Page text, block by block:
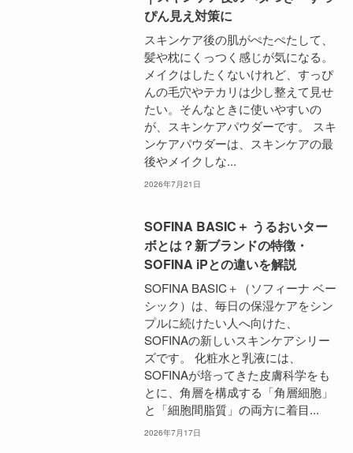
ぴん見え対策に
スキンケア後の肌がぺたぺたして、
髪や枕にくっつく感じが気になる。
メイクはしたくないけれど、すっぴ
んの毛穴やテカリは少し整えて見せ
たい。そんなときに使いやすいの
が、スキンケアパウダーです。 スキ
ンケアパウダーは、スキンケアの最
後やメイクしな...
2026年7月21日
SOFINA BASIC＋ うるおいター
ボとは？新ブランドの特徴・
SOFINA iPとの違いを解説
SOFINA BASIC＋（ソフィーナ ベー
シック）は、毎日の保湿ケアをシン
プルに続けたい人へ向けた、
SOFINAの新しいスキンケアシリー
ズです。 化粧水と乳液には、
SOFINAが培ってきた皮膚科学をも
とに、角層を構成する「角層細胞」
と「細胞間脂質」の両方に着目...
2026年7月17日